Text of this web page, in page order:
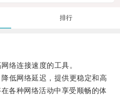
排行
连接速度的工具。
网络延迟，提供更稳定和高
各种网络活动中享受顺畅的体